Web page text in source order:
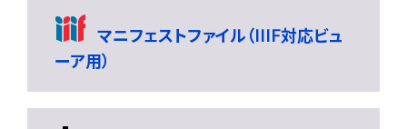
マニフェストファイル（IIIF対応ビュ
ーア用）